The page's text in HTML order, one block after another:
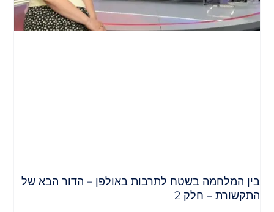
בין המלחמה בשטח לתרבות באולפן – הדור הבא של
התקשורת – חלק 2